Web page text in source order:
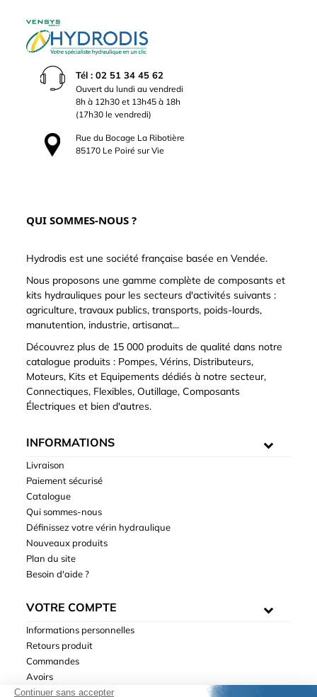
Tél : 02 51 34 45 62
Ouvert du lundi au vendredi
8h à 12h30 et 13h45 à 18h
(17h30 le vendredi)
Rue du Bocage La Ribotière
85170 Le Poiré sur Vie
QUI SOMMES-NOUS ?
Hydrodis est une société française basée en Vendée.
Nous proposons une gamme complète de composants et
kits hydrauliques pour les secteurs d'activités suivants :
agriculture, travaux publics, transports, poids-lourds,
manutention, industrie, artisanat...
Découvrez plus de 15 000 produits de qualité dans notre
catalogue produits : Pompes, Vérins, Distributeurs,
Moteurs, Kits et Equipements dédiés à notre secteur,
Connectiques, Flexibles, Outillage, Composants
Électriques et bien d'autres.
INFORMATIONS
Livraison
Paiement sécurisé
Catalogue
Qui sommes-nous
Définissez votre vérin hydraulique
Nouveaux produits
Plan du site
Besoin d'aide ?
VOTRE COMPTE
Informations personnelles
Retours produit
Commandes
Avoirs
Adresses